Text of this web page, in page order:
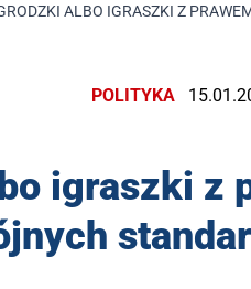
ALBO IGRASZKI Z
POLITYKA
igraszki z